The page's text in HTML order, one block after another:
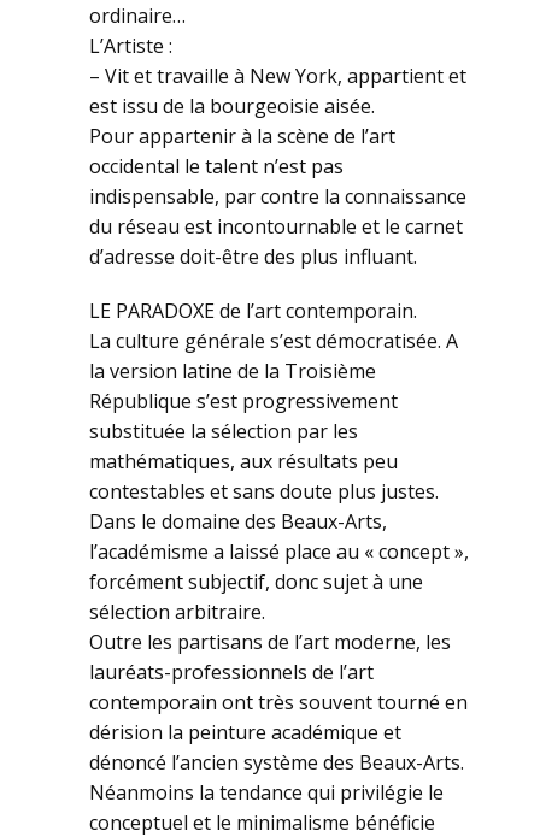
ordinaire…
L’Artiste :
– Vit et travaille à New York, appartient et
est issu de la bourgeoisie aisée.
Pour appartenir à la scène de l’art
occidental le talent n’est pas
indispensable, par contre la connaissance
du réseau est incontournable et le carnet
d’adresse doit-être des plus influant.
LE PARADOXE de l’art contemporain.
La culture générale s’est démocratisée. A
la version latine de la Troisième
République s’est progressivement
substituée la sélection par les
mathématiques, aux résultats peu
contestables et sans doute plus justes.
Dans le domaine des Beaux-Arts,
l’académisme a laissé place au « concept »,
forcément subjectif, donc sujet à une
sélection arbitraire.
Outre les partisans de l’art moderne, les
lauréats-professionnels de l’art
contemporain ont très souvent tourné en
dérision la peinture académique et
dénoncé l’ancien système des Beaux-Arts.
Néanmoins la tendance qui privilégie le
conceptuel et le minimalisme bénéficie